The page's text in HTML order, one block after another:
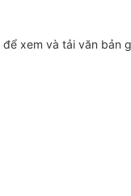
để xem và tải văn bản